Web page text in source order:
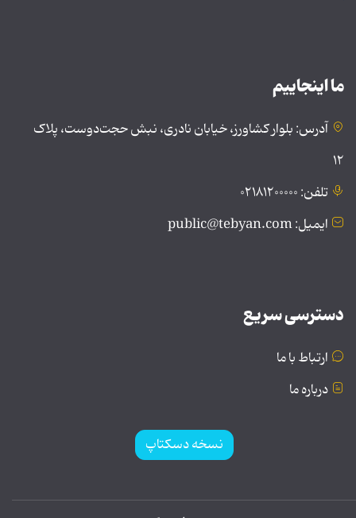
ما اینجاییم
آدرس: بلوار کشاورز، خیابان نادری، نبش حجت‌دوست، پلاک
۱۲
تلفن: ۰۲۱۸۱۲۰۰۰۰۰
ایمیل: public@tebyan.com
دسترسی سریع
ارتباط با ما
درباره ما
نسخه دسکتاپ